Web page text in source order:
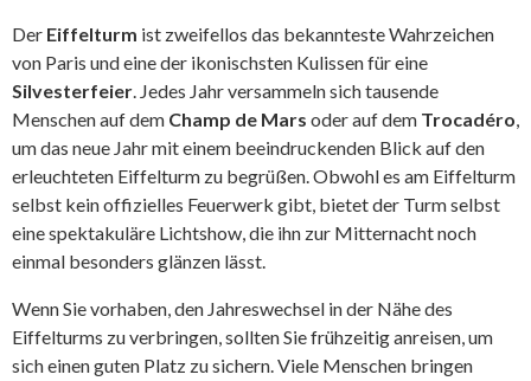
Der Eiffelturm ist zweifellos das bekannteste Wahrzeichen
von Paris und eine der ikonischsten Kulissen für eine
Silvesterfeier. Jedes Jahr versammeln sich tausende
Menschen auf dem Champ de Mars oder auf dem Trocadéro,
um das neue Jahr mit einem beeindruckenden Blick auf den
erleuchteten Eiffelturm zu begrüßen. Obwohl es am Eiffelturm
selbst kein offizielles Feuerwerk gibt, bietet der Turm selbst
eine spektakuläre Lichtshow, die ihn zur Mitternacht noch
einmal besonders glänzen lässt.
Wenn Sie vorhaben, den Jahreswechsel in der Nähe des
Eiffelturms zu verbringen, sollten Sie frühzeitig anreisen, um
sich einen guten Platz zu sichern. Viele Menschen bringen